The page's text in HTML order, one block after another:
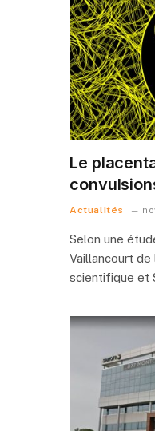
Le
Actualités
Selon une
Vaillancourt de
scientifique et